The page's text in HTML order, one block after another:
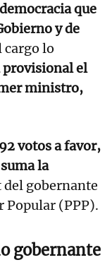
que
y de
cargo lo
provisional el
ministro,
votos a favor,
la
del gobernante
Popular (PPP).
gobernante